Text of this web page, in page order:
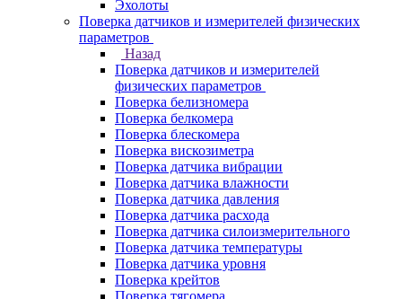
Эхолоты
Поверка датчиков и измерителей физических
параметров
Назад
Поверка датчиков и измерителей
физических параметров
Поверка белизномера
Поверка белкомера
Поверка блескомера
Поверка вискозиметра
Поверка датчика вибрации
Поверка датчика влажности
Поверка датчика давления
Поверка датчика расхода
Поверка датчика силоизмерительного
Поверка датчика температуры
Поверка датчика уровня
Поверка крейтов
Поверка тягомера